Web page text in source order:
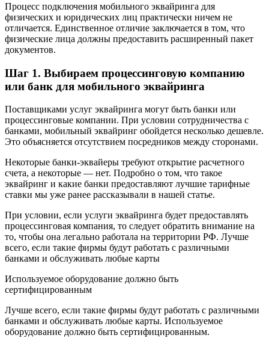
Процесс подключения мобильного эквайринга для
физических и юридических лиц практически ничем не
отличается. Единственное отличие заключается в том, что
физические лица должны предоставить расширенный пакет
документов.
Шаг 1. Выбираем процессинговую компанию
или банк для мобильного эквайринга
Поставщиками услуг эквайринга могут быть банки или
процессинговые компании. При условии сотрудничества с
банками, мобильный эквайринг обойдется несколько дешевле.
Это объясняется отсутствием посредников между сторонами.
Некоторые банки-эквайеры требуют открытие расчетного
счета, а некоторые — нет. Подробно о том, что такое
эквайринг и какие банки предоставляют лучшие тарифные
ставки мы уже ранее рассказывали в нашей статье.
При условии, если услуги эквайринга будет предоставлять
процессинговая компания, то следует обратить внимание на
то, чтобы она легально работала на территории РФ. Лучше
всего, если такие фирмы будут работать с различными
банками и обслуживать любые карты
Используемое оборудование должно быть
сертифицированным
Лучше всего, если такие фирмы будут работать с различными
банками и обслуживать любые карты. Используемое
оборудование должно быть сертифицированным.